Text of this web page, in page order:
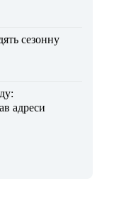
сезонну
адреси